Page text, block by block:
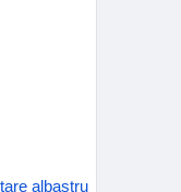
albastru